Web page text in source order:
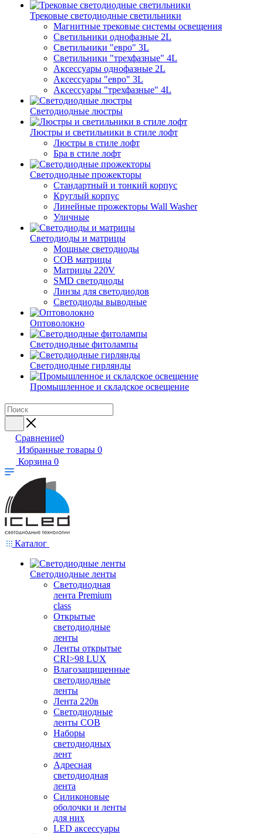
Трековые светодиодные светильники
Магнитные трековые системы освещения
Светильники однофазные 2L
Светильники "евро" 3L
Светильники "трехфазные" 4L
Аксессуары однофазные 2L
Аксессуары "евро" 3L
Аксессуары "трехфазные" 4L
Светодиодные люстры
Люстры и светильники в стиле лофт
Люстры в стиле лофт
Бра в стиле лофт
Светодиодные прожекторы
Стандартный и тонкий корпус
Круглый корпус
Линейные прожекторы Wall Washer
Уличные
Светодиоды и матрицы
Мощные светодиоды
COB матрицы
Матрицы 220V
SMD светодиоды
Линзы для светодиодов
Светодиоды выводные
Оптоволокно
Светодиодные фитолампы
Светодиодные гирлянды
Промышленное и складское освещение
Сравнение0
Избранные товары 0
Корзина 0
Каталог
Светодиодные ленты
Светодиодная
лента Premium
class
Открытые
светодиодные
ленты
Ленты открытые
CRI>98 LUX
Влагозащищенные
светодиодные
ленты
Лента 220в
Светодиодные
ленты COB
Наборы
светодиодных
лент
Адресная
светодиодная
лента
Силиконовые
оболочки и ленты
для них
LED аксессуары